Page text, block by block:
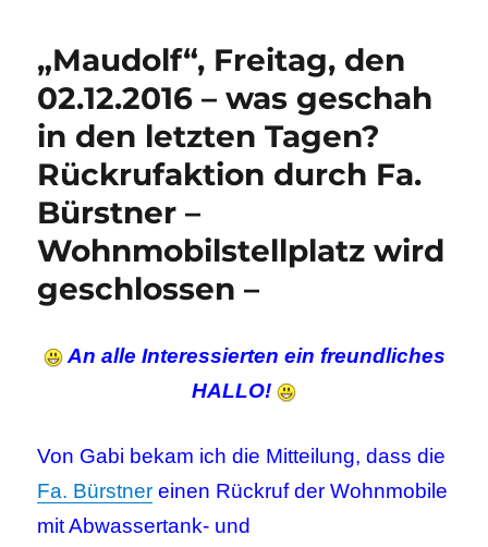
„Maudolf“, Freitag, den
02.12.2016 – was geschah
in den letzten Tagen?
Rückrufaktion durch Fa.
Bürstner –
Wohnmobilstellplatz wird
geschlossen –
An alle Interessierten ein freundliches
HALLO!
Von Gabi bekam ich die Mitteilung, dass die
Fa. Bürstner einen Rückruf der Wohnmobile
mit Abwassertank- und